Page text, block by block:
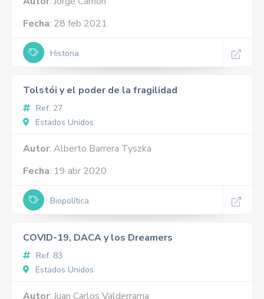
Fecha: 28 feb 2021
Historia
Tolstói y el poder de la fragilidad
Ref. 27
Estados Unidos
Autor: Alberto Barrera Tyszka
Fecha: 19 abr 2020
Biopolítica
COVID-19, DACA y los Dreamers
Ref. 83
Estados Unidos
Autor: Juan Carlos Valderrama